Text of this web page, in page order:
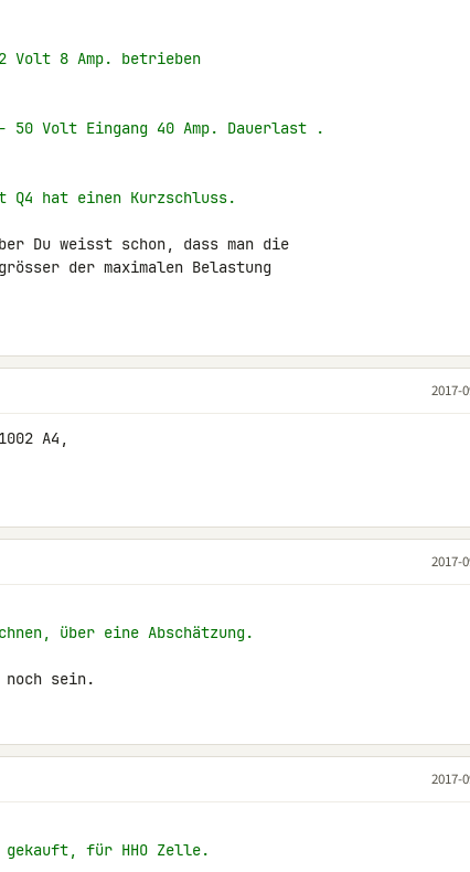
Volt 8 Amp. betrieben
Volt Eingang 40 Amp. Dauerlast .
hat einen Kurzschluss.
Du weisst schon, dass man die
der maximalen Belastung
2017-
A4,
2017-
über eine Abschätzung.
noch sein.
2017-
gekauft, für HHO Zelle.